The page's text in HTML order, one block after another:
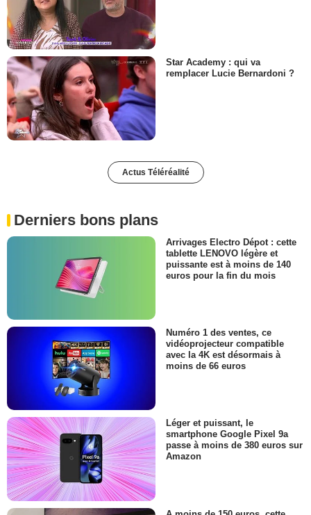
Star Academy : qui va
remplacer Lucie Bernardoni ?
Actus Téléréalité
Derniers bons plans
Arrivages Electro Dépot : cette
tablette LENOVO légère et
puissante est à moins de 140
euros pour la fin du mois
Numéro 1 des ventes, ce
vidéoprojecteur compatible
avec la 4K est désormais à
moins de 66 euros
Léger et puissant, le
smartphone Google Pixel 9a
passe à moins de 380 euros sur
Amazon